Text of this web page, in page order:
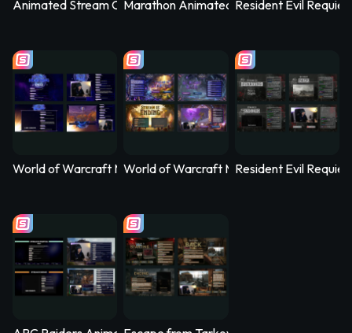
Animated Stream Overlay - SYS_CORE
Marathon Animated Stream Overlay -
Resident Evil
World of Warcraft Midnight Animated Stream Overlay –
World of Warcraft Midnight Animated
Resident Evil